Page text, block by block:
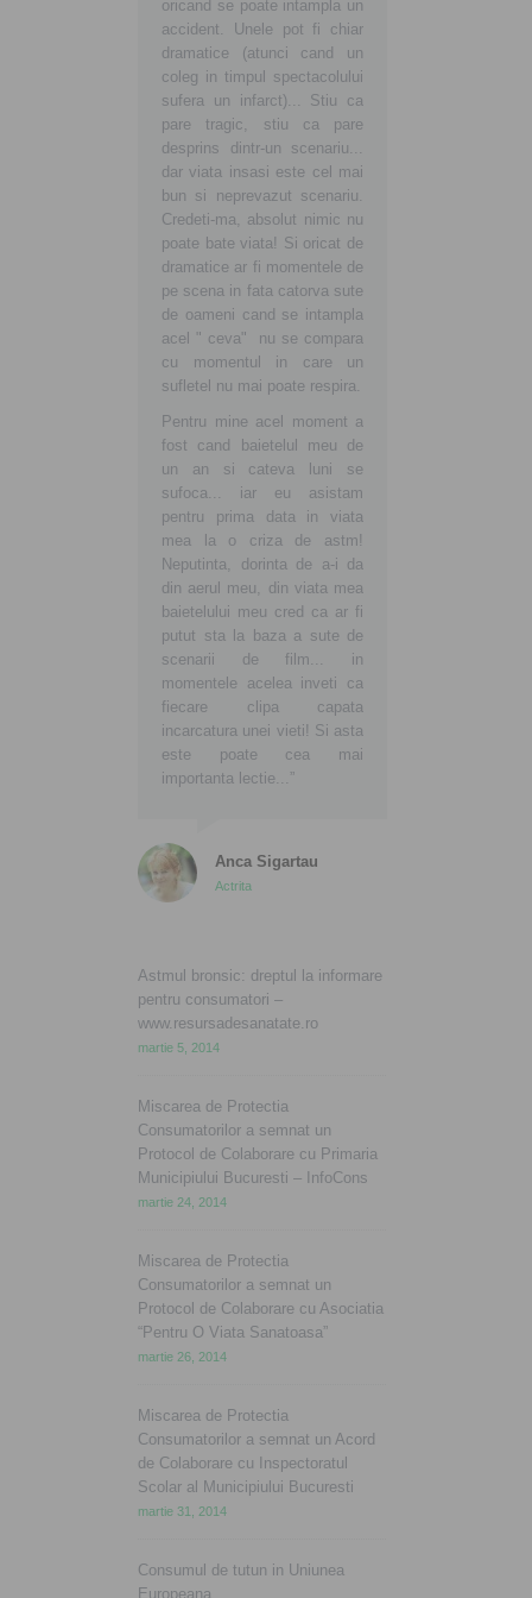
oricand se poate intampla un
accident. Unele pot fi chiar
dramatice (atunci cand un
coleg in timpul spectacolului
sufera un infarct)... Stiu ca
pare tragic, stiu ca pare
desprins dintr-un scenariu...
dar viata insasi este cel mai
bun si neprevazut scenariu.
Credeti-ma, absolut nimic nu
poate bate viata! Si oricat de
dramatice ar fi momentele de
pe scena in fata catorva sute
de oameni cand se intampla
acel " ceva" nu se compara
cu momentul in care un
sufletel nu mai poate respira.
Pentru mine acel moment a
fost cand baietelul meu de
un an si cateva luni se
sufoca... iar eu asistam
pentru prima data in viata
mea la o criza de astm!
Neputinta, dorinta de a-i da
din aerul meu, din viata mea
baietelului meu cred ca ar fi
putut sta la baza a sute de
scenarii de film... in
momentele acelea inveti ca
fiecare clipa capata
incarcatura unei vieti! Si asta
este poate cea mai
importanta lectie...”
Anca Sigartau
Actrita
Astmul bronsic: dreptul la informare
pentru consumatori –
www.resursadesanatate.ro
martie 5, 2014
Miscarea de Protectia
Consumatorilor a semnat un
Protocol de Colaborare cu Primaria
Municipiului Bucuresti – InfoCons
martie 24, 2014
Miscarea de Protectia
Consumatorilor a semnat un
Protocol de Colaborare cu Asociatia
“Pentru O Viata Sanatoasa”
martie 26, 2014
Miscarea de Protectia
Consumatorilor a semnat un Acord
de Colaborare cu Inspectoratul
Scolar al Municipiului Bucuresti
martie 31, 2014
Consumul de tutun in Uniunea
Europeana